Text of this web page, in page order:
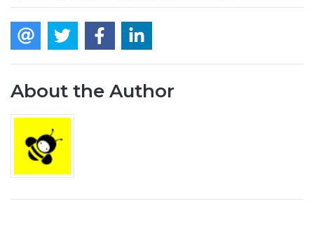
About the Author